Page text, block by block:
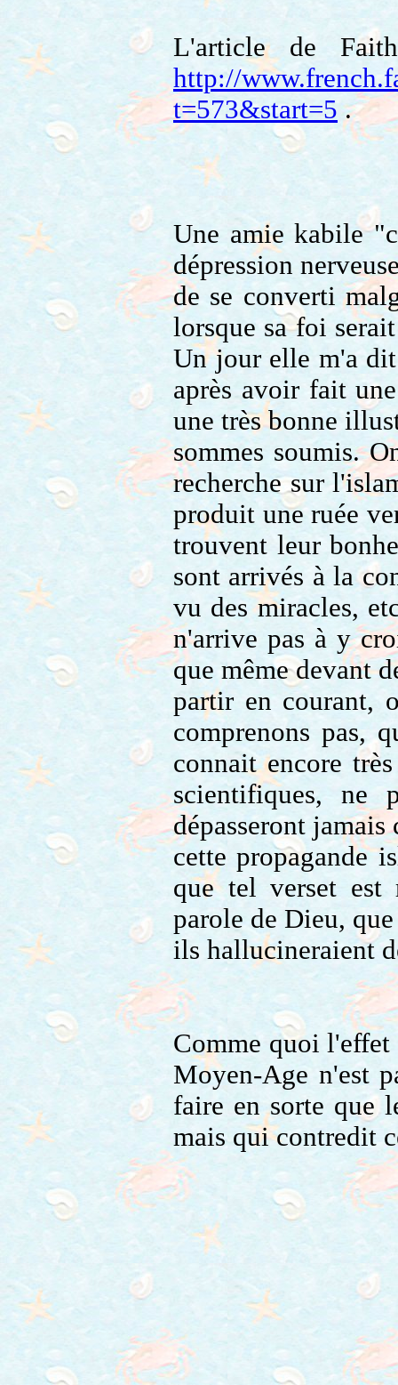
L'article de
http://
t=573&start=5 .
Une amie kabile
dépression
de se converti
lorsque sa foi
Un jour elle m'a
après avoir fait
une très bonne
sommes soumis.
recherche sur
produit une ruée
trouvent leur
sont arrivés à la
vu des miracles,
n'arrive pas à y
que même devant
partir en courant,
comprenons pas,
connait encore
scientifiques, ne
dépasseront
cette propagande
que tel verset est
parole de Dieu,
ils hallucineraient
Comme quoi l'effet
Moyen-Age n'est
faire en sorte que
mais qui contredit